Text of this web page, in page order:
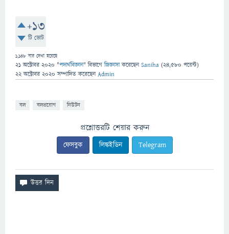
+13
টি ভোট
1,148 বার দেখা হয়েছে
21 অক্টোবর 2020 "পদার্থবিজ্ঞান" বিভাগে জিজ্ঞাসাকরেছেনSaniha (24,580 পয়েন্ট)
22 অক্টোবর 2020 সম্পাদিত করেছেনAdmin
বল বলপ্রয়োগ নিউটন
প্রশ্নোত্তরটি শেয়ার করুন
ফেসবুক লিঙ্কইডিন Telegram